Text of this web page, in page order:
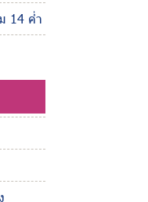
14 ค่ำ